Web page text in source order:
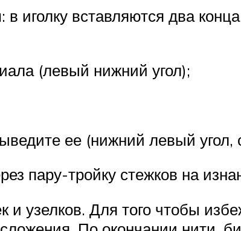
вставляются два
(левый нижний угол);
ее (нижний левый
пару-тройку стежков на
узелков. Для того чтобы